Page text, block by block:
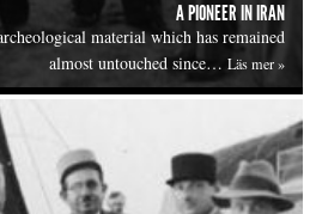
A PIONEER IN IRAN
material which has remained
almost untouched since…Läs mer »